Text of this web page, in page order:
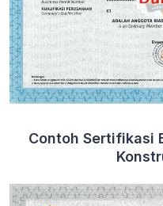
Contoh Sertifikasi